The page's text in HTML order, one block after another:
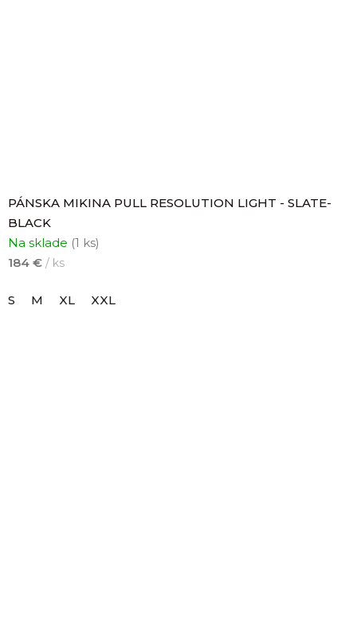
PÁNSKA MIKINA PULL RESOLUTION LIGHT - SLATE-
BLACK
Na sklade (1 ks)
184 € / ks
S M XL XXL